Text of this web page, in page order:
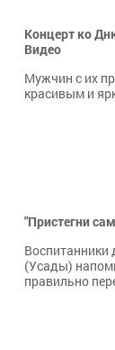
Концерт ко
Видео
Мужчин с их
красивым и
"Пристегни
Воспитанники
(Усады)
правильно